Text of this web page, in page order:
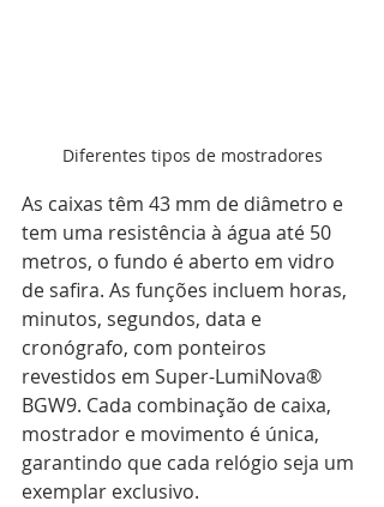
Diferentes tipos de mostradores
As caixas têm 43 mm de diâmetro e
tem uma resistência à água até 50
metros, o fundo é aberto em vidro
de safira. As funções incluem horas,
minutos, segundos, data e
cronógrafo, com ponteiros
revestidos em Super-LumiNova®
BGW9. Cada combinação de caixa,
mostrador e movimento é única,
garantindo que cada relógio seja um
exemplar exclusivo.